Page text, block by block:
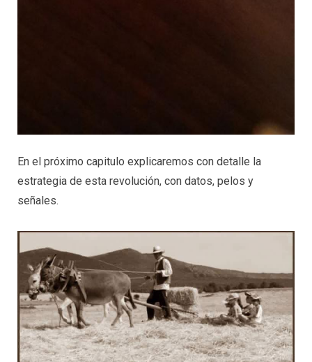
En el próximo capitulo explicaremos con detalle la
estrategia de esta revolución, con datos, pelos y
señales.